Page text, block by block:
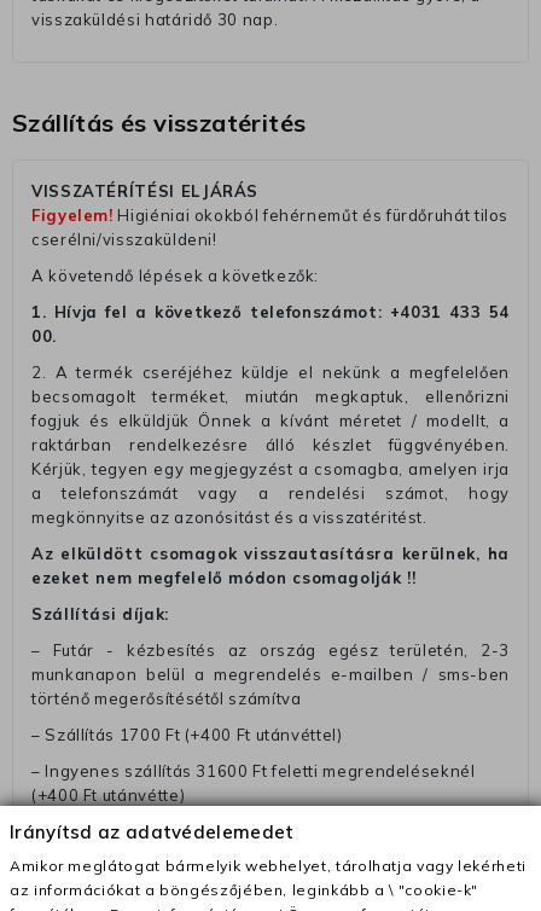
visszaküldési határidő 30 nap.
Szállítás és visszatérités
VISSZATÉRÍTÉSI ELJÁRÁS
Figyelem! Higiéniai okokból fehérneműt és fürdőruhát tilos
cserélni/visszaküldeni!
A követendő lépések a következők:
1. Hívja fel a következő telefonszámot: +4031 433 54
00.
2. A termék cseréjéhez küldje el nekünk a megfelelően
becsomagolt terméket, miután megkaptuk, ellenőrizni
fogjuk és elküldjük Önnek a kívánt méretet / modellt, a
raktárban rendelkezésre álló készlet függvényében.
Kérjük, tegyen egy megjegyzést a csomagba, amelyen irja
a telefonszámát vagy a rendelési számot, hogy
megkönnyitse az azonósitást és a visszatéritést.
Az elküldött csomagok visszautasításra kerülnek, ha
ezeket nem megfelelő módon csomagolják !!
Szállítási díjak:
– Futár - kézbesítés az ország egész területén, 2-3
munkanapon belül a megrendelés e-mailben / sms-ben
történő megerősítésétől számítva
– Szállítás 1700 Ft (+400 Ft utánvéttel)
– Ingyenes szállítás 31600 Ft feletti megrendeléseknél
(+400 Ft utánvétte)
– A kapott termék cseréjéért 3780 Ft szállítási díjat
számolunk fel (oda -vissza út)
Pénzvisszatérítés:
Irányítsd az adatvédelemedet
Amikor meglátogat bármelyik webhelyet, tárolhatja vagy lekérheti
az információkat a böngészőjében, leginkább a \ "cookie-k"